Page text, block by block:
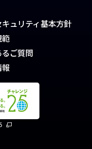
ュリティ基本方針
ご質問